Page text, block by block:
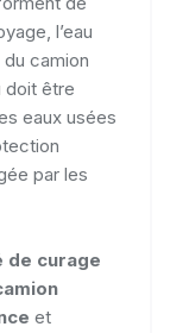
l’eau
camion
doit être
eaux usées
par les
de curage
et